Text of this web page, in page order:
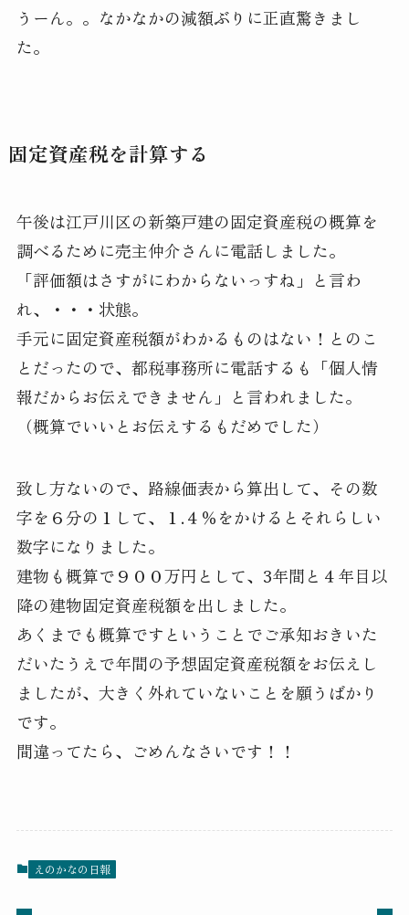
うーん。。なかなかの減額ぶりに正直驚きまし
た。
固定資産税を計算する
午後は江戸川区の新築戸建の固定資産税の概算を
調べるために売主仲介さんに電話しました。
「評価額はさすがにわからないっすね」と言わ
れ、・・・状態。
手元に固定資産税額がわかるものはない！とのこ
とだったので、都税事務所に電話するも「個人情
報だからお伝えできません」と言われました。
（概算でいいとお伝えするもだめでした）
致し方ないので、路線価表から算出して、その数
字を６分の１して、１.４％をかけるとそれらしい
数字になりました。
建物も概算で９００万円として、3年間と４年目以
降の建物固定資産税額を出しました。
あくまでも概算ですということでご承知おきいた
だいたうえで年間の予想固定資産税額をお伝えし
ましたが、大きく外れていないことを願うばかり
です。
間違ってたら、ごめんなさいです！！
えのかなの日報